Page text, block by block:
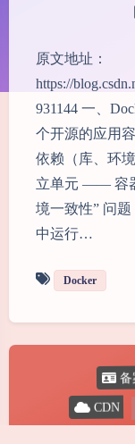
夜间模式
原文地址：
https://
931144 一、
个开源的应用
依赖（库、环
立单元 —— 容
境一致性” 问
中运行…
Docker
备
CDN